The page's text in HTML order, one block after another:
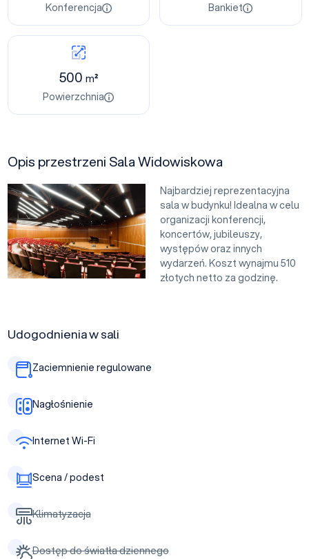
Konferencja Bankiet
500 m²
Powierzchnia
Opis przestrzeni Sala Widowiskowa
Najbardziej reprezentacyjna
sala w budynku! Idealna w celu
organizacji konferencji,
koncertów, jubileuszy,
występów oraz innych
wydarzeń. Koszt wynajmu 510
złotych netto za godzinę.
Udogodnienia w sali
Zaciemnienie regulowane
Nagłośnienie
Internet Wi-Fi
Scena / podest
Klimatyzacja
Dostęp do światła dziennego